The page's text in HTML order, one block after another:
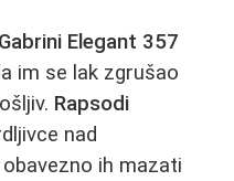
Gabrini Elegant 357
im se lak zgrušao
Rapsodi
nad
ih mazati